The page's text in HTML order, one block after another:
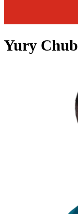
Yury Chub